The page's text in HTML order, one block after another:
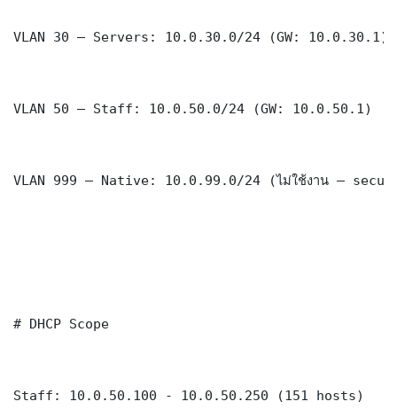
VLAN 30 — Servers: 10.0.30.0/24 (GW: 10.0.30.1)
VLAN 50 — Staff: 10.0.50.0/24 (GW: 10.0.50.1)
VLAN 999 — Native: 10.0.99.0/24 (ไม่ใช้งาน —
# DHCP Scope
Staff: 10.0.50.100 - 10.0.50.250 (151 hosts)